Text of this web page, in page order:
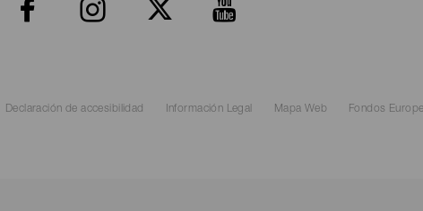
Redes
Footer
Declaración de accesibilidad Información Legal Mapa Web Fondos